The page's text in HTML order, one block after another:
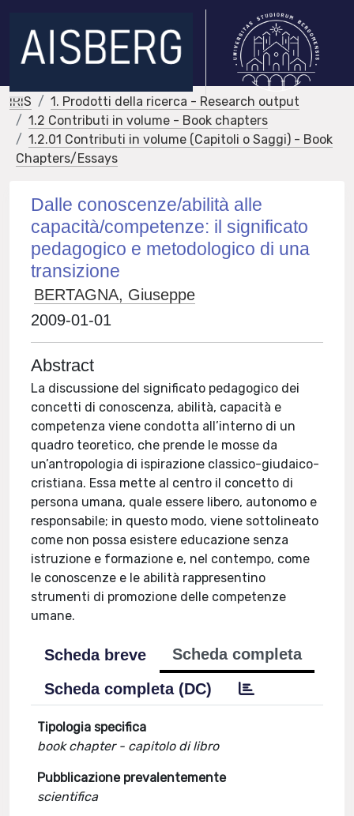
IRIS
1. Prodotti della ricerca - Research output
1.2 Contributi in volume - Book chapters
1.2.01 Contributi in volume (Capitoli o Saggi) - Book
Chapters/Essays
Dalle conoscenze/abilità alle
capacità/competenze: il significato
pedagogico e metodologico di una
transizione
BERTAGNA, Giuseppe
2009-01-01
Abstract
La discussione del significato pedagogico dei
concetti di conoscenza, abilità, capacità e
competenza viene condotta all’interno di un
quadro teoretico, che prende le mosse da
un’antropologia di ispirazione classico-giudaico-
cristiana. Essa mette al centro il concetto di
persona umana, quale essere libero, autonomo e
responsabile; in questo modo, viene sottolineato
come non possa esistere educazione senza
istruzione e formazione e, nel contempo, come
le conoscenze e le abilità rappresentino
strumenti di promozione delle competenze
umane.
Scheda breve
Scheda completa
Scheda completa (DC)
Tipologia specifica
book chapter - capitolo di libro
Pubblicazione prevalentemente
scientifica